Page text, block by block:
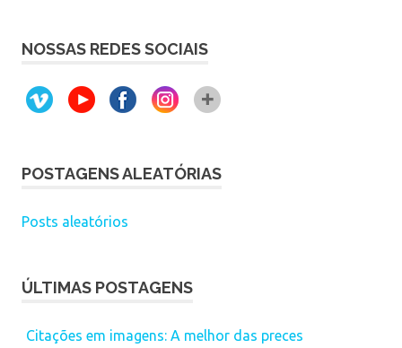
NOSSAS REDES SOCIAIS
POSTAGENS ALEATÓRIAS
Posts aleatórios
ÚLTIMAS POSTAGENS
Citações em imagens: A melhor das preces